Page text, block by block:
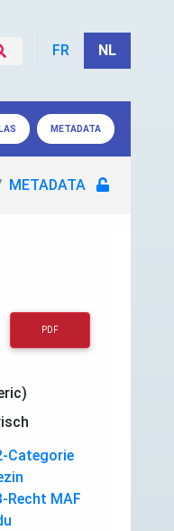
FR NL
METADATA
METADATA
PDF
Categorie
Recht MAF